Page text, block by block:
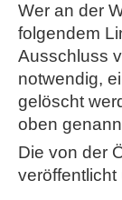
Wer an der
folgendem
Ausschluss
notwendig,
gelöscht
oben
Die von der